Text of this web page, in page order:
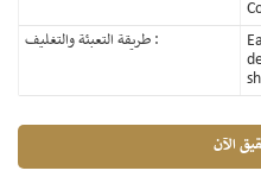
طريقة التعبئة والتغليف :